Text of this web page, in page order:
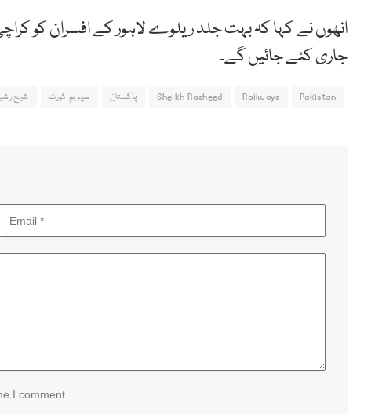
انھوں نے کہا کہ بہت جلد ریلوے لاہور کے افسران کو
جاری کئے جائیں گے۔
Pakistan
Railways
Sheikh Rasheed پاکستان سپریم کورٹ شیخ
I comment.